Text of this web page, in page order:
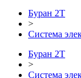
Буран 2Т
>
Система
Буран 2Т
>
Система